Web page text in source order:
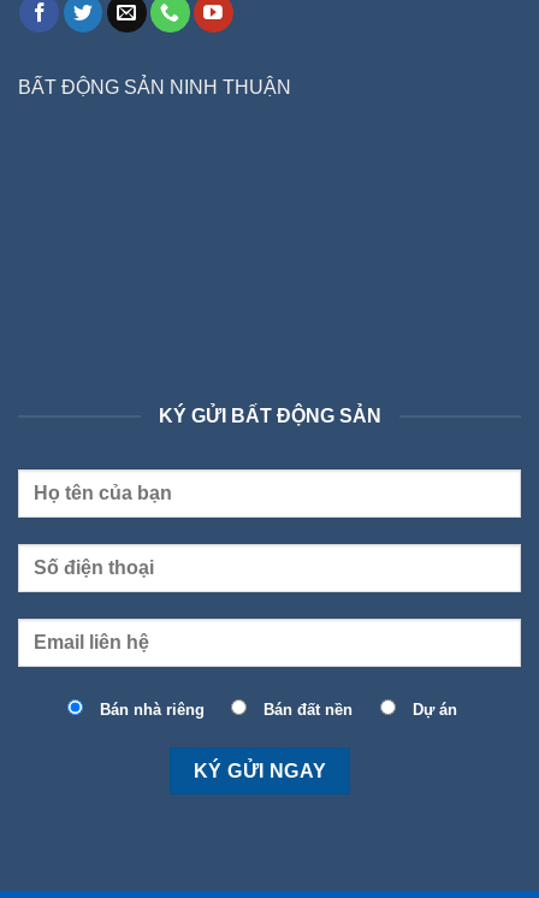
BẤT ĐỘNG SẢN NINH THUẬN
KÝ GỬI BẤT ĐỘNG SẢN
Bán nhà riêng Bán đất nền Dự án